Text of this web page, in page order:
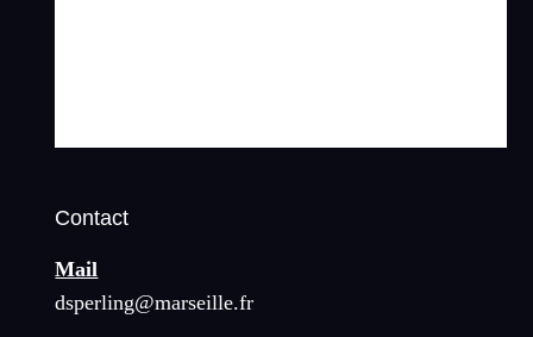
Contact
Mail
dsperling@marseille.fr